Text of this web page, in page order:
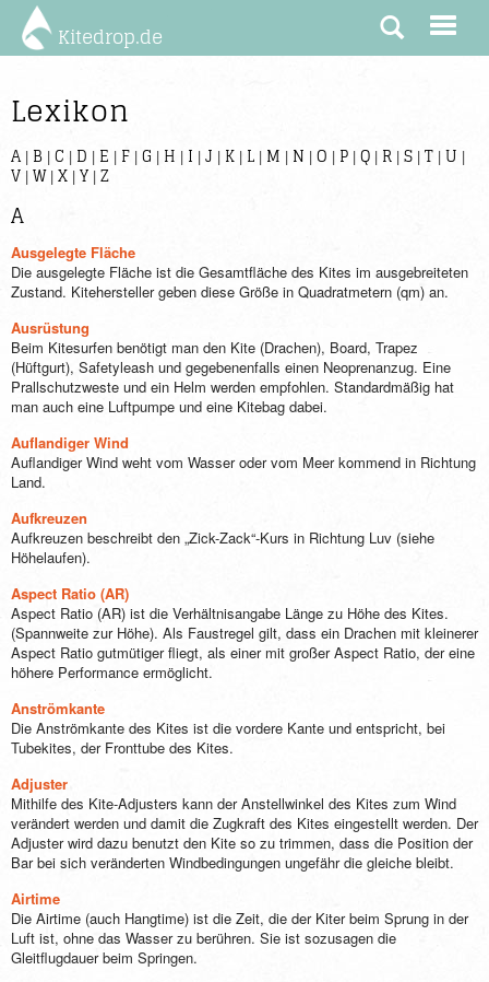
Kitedrop.de
Lexikon
A | B | C | D | E | F | G | H | I | J | K | L | M | N | O | P | Q | R | S | T | U |
V | W| X | Y | Z
A
Ausgelegte Fläche
Die ausgelegte Fläche ist die Gesamtfläche des Kites im ausgebreiteten
Zustand. Kitehersteller geben diese Größe in Quadratmetern (qm) an.
Ausrüstung
Beim Kitesurfen benötigt man den Kite (Drachen), Board, Trapez
(Hüftgurt), Safetyleash und gegebenenfalls einen Neoprenanzug. Eine
Prallschutzweste und ein Helm werden empfohlen. Standardmäßig hat
man auch eine Luftpumpe und eine Kitebag dabei.
Auflandiger Wind
Auflandiger Wind weht vom Wasser oder vom Meer kommend in Richtung
Land.
Aufkreuzen
Aufkreuzen beschreibt den „Zick-Zack“-Kurs in Richtung Luv (siehe
Höhelaufen).
Aspect Ratio (AR)
Aspect Ratio (AR) ist die Verhältnisangabe Länge zu Höhe des Kites.
(Spannweite zur Höhe). Als Faustregel gilt, dass ein Drachen mit kleinerer
Aspect Ratio gutmütiger fliegt, als einer mit großer Aspect Ratio, der eine
höhere Performance ermöglicht.
Anströmkante
Die Anströmkante des Kites ist die vordere Kante und entspricht, bei
Tubekites, der Fronttube des Kites.
Adjuster
Mithilfe des Kite-Adjusters kann der Anstellwinkel des Kites zum Wind
verändert werden und damit die Zugkraft des Kites eingestellt werden. Der
Adjuster wird dazu benutzt den Kite so zu trimmen, dass die Position der
Bar bei sich veränderten Windbedingungen ungefähr die gleiche bleibt.
Airtime
Die Airtime (auch Hangtime) ist die Zeit, die der Kiter beim Sprung in der
Luft ist, ohne das Wasser zu berühren. Sie ist sozusagen die
Gleitflugdauer beim Springen.